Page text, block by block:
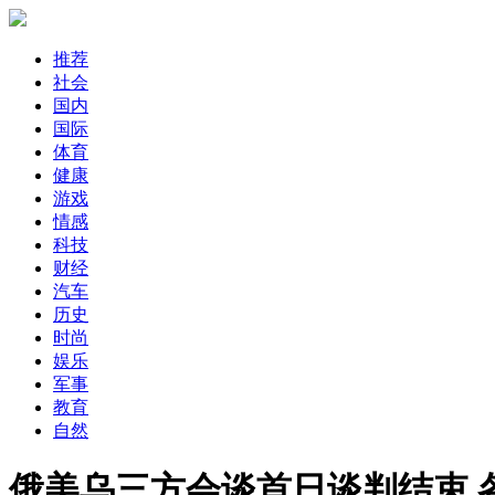
推荐
社会
国内
国际
体育
健康
游戏
情感
科技
财经
汽车
历史
时尚
娱乐
军事
教育
自然